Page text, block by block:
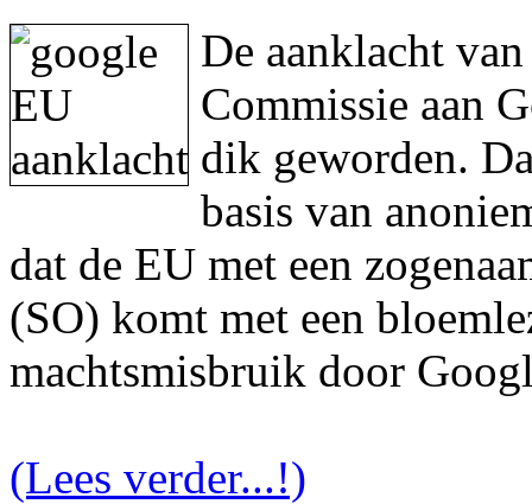
De aanklacht
Commissie aan
dik geworden.
basis van
dat de EU met een
(SO) komt met een
machtsmisbruik door
(Lees verder...!)